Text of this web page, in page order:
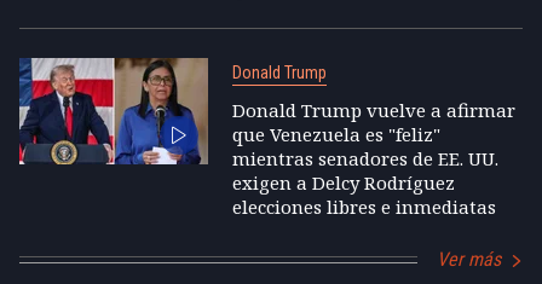
Donald Trump
Donald Trump vuelve a afirmar
que Venezuela es "feliz"
mientras senadores de EE. UU.
exigen a Delcy Rodríguez
elecciones libres e inmediatas
Ver más